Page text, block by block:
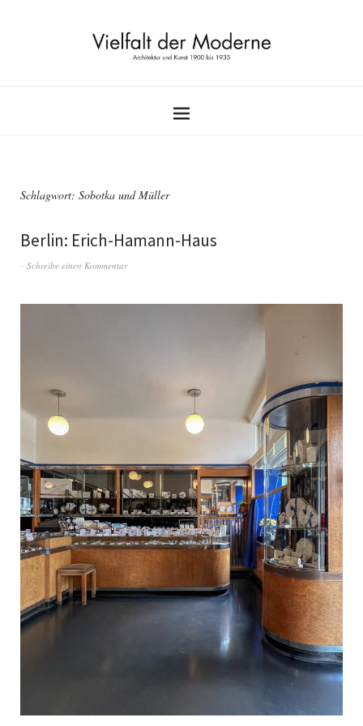
Schlagwort: Sobotka und Müller
Berlin: Erich-Hamann-Haus
Schreibe einen Kommentar